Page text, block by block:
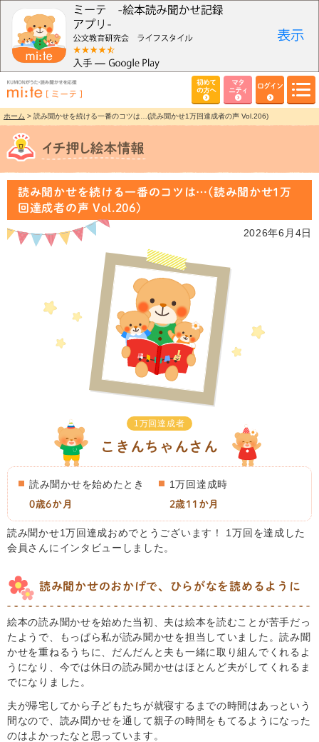
初めて
の方へ
マタ
ニティ
ログイン
ホーム > 読み聞かせを続ける一番のコツは…(読み聞かせ1万回達成者の声 Vol.206)
読み聞かせを続ける一番のコツは…(読み聞かせ1万
回達成者の声 Vol.206)
2026年6月4日
1万回達成者
こきんちゃんさん
読み聞かせを始めたとき
0歳6か月
1万回達成時
2歳11か月
読み聞かせ1万回達成おめでとうございます！ 1万回を達成した
会員さんにインタビューしました。
読み聞かせのおかげで、ひらがなを読めるように
絵本の読み聞かせを始めた当初、夫は絵本を読むことが苦手だっ
たようで、もっぱら私が読み聞かせを担当していました。読み聞
かせを重ねるうちに、だんだんと夫も一緒に取り組んでくれるよ
うになり、今では休日の読み聞かせはほとんど夫がしてくれるま
でになりました。
夫が帰宅してから子どもたちが就寝するまでの時間はあっという
間なので、読み聞かせを通して親子の時間をもてるようになった
のはよかったなと思っています。